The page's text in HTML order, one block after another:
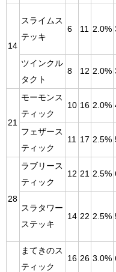
14
スライムス
テッキ
6 11 2.0%
ツインクル
タクト
8 12 2.0%
21
モーモンス
ティック
10 16 2.0%
フェザース
ティック
11 17 2.5%
28
ラブリース
ティック
12 21 2.5%
スラタワー
ステッキ
14 22 2.5%
まてきのス
ティック
16 26 3.0%